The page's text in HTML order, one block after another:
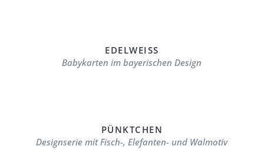
EDELWEISS
Babykarten im bayerischen Design
PÜNKTCHEN
Designserie mit Fisch-, Elefanten- und Walmotiv